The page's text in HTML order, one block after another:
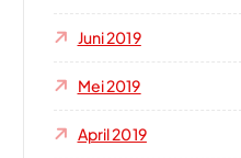
Juni 2019
Mei 2019
April 2019